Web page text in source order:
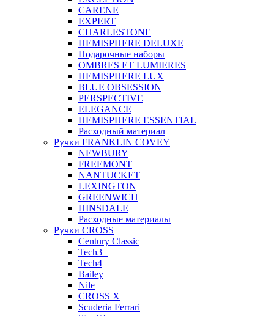
CARENE
EXPERT
CHARLESTONE
HEMISPHERE DELUXE
Подарочные наборы
OMBRES ET LUMIERES
HEMISPHERE LUX
BLUE OBSESSION
PERSPEСTIVE
ELEGANCE
HEMISPHERE ESSENTIAL
Расходный материал
Ручки FRANKLIN COVEY
NEWBURY
FREEMONT
NANTUCKET
LEXINGTON
GREENWICH
HINSDALE
Расходные материалы
Ручки CROSS
Century Classic
Tech3+
Tech4
Bailey
Nile
CROSS X
Scuderia Ferrari